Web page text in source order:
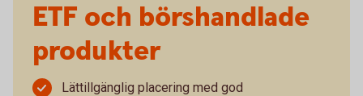
ETF och börshandlade
produkter
Lättillgänglig placering med god